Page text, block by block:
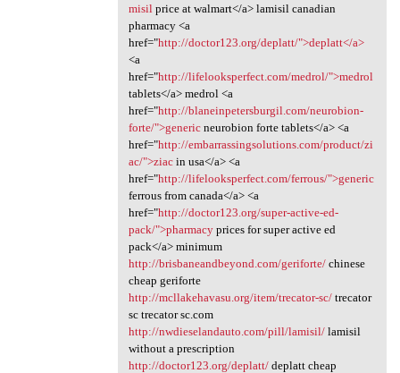
misil price at walmart</a> lamisil canadian
pharmacy <a
href="http://doctor123.org/deplatt/">deplatt</a>
<a
href="http://lifelooksperfect.com/medrol/">medrol
tablets</a> medrol <a
href="http://blaneinpetersburgil.com/neurobion-
forte/">genericneurobion forte tablets</a> <a
href="http://embarrassingsolutions.com/product/zi
ac/">ziacin usa</a> <a
href="http://lifelooksperfect.com/ferrous/">generic
ferrous from canada</a> <a
href="http://doctor123.org/super-active-ed-
pack/">pharmacyprices for super active ed
pack</a> minimum
http://brisbaneandbeyond.com/geriforte/chinese
cheap geriforte
http://mcllakehavasu.org/item/trecator-sc/trecator
sc trecator sc.com
http://nwdieselandauto.com/pill/lamisil/lamisil
without a prescription
http://doctor123.org/deplatt/deplatt cheap